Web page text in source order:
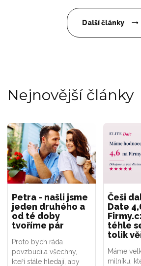
Další články
Nejnovější články
Petra - našli jsme
jeden druhého a
od té doby
tvoříme pár
Proto bych ráda
povzbudila všechny,
kteří stále hledají, aby
Češi
Date
téhle
tolik
Máme
milníku,